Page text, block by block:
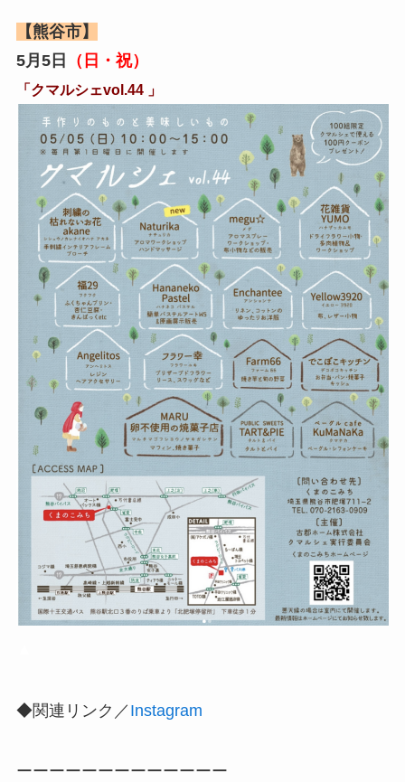
【熊谷市】
5月5日
（日・祝）
「クマルシェvol.44 」
◆関連リンク／ Instagram
ーーーーーーーーーーーーー